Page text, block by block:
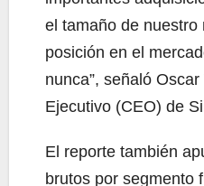
el tamaño de nuestro
posición en el
nunca”, señaló
Ejecutivo (CEO) de
El reporte también
brutos por segmento